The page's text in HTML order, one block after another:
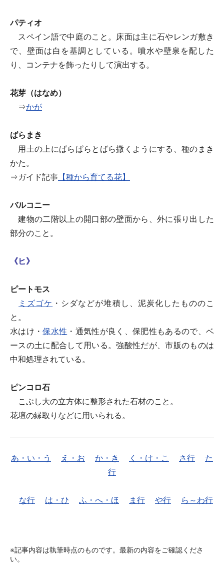
パティオ
スペイン語で中庭のこと。床面は主に石やレンガ敷き
で、壁面は白を基調としている。噴水や壁泉を配した
り、コンテナを飾ったりして演出する。
花芽（はなめ）
⇒かが
ばらまき
用土の上にぱらぱらとばら撒くようにする、種のまき
かた。
⇒ガイド記事 【種から育てる花】
バルコニー
建物の二階以上の開口部の壁面から、外に張り出した
部分のこと。
《ヒ》
ピートモス
ミズゴケ ・シダなどが堆積し、泥炭化したもののこ
と。
水はけ・保水性 ・通気性が良く、保肥性もあるので、ベ
ースの土に配合して用いる。強酸性だが、市販のものは
中和処理されている。
ピンコロ石
こぶし大の立方体に整形された石材のこと。
花壇の縁取りなどに用いられる。
あ・い・う え・お か・き く・け・こ さ行
た
行
な行 は・ひ ふ・へ・ほ ま行 や行 ら～わ行
※記事内容は執筆時点のものです。最新の内容をご確認くださ
い。